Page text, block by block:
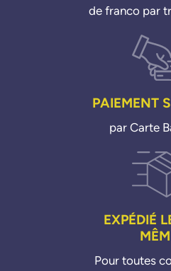
de franco par
PAIEMENT
par Carte
EXPÉDIÉ
Pour toutes